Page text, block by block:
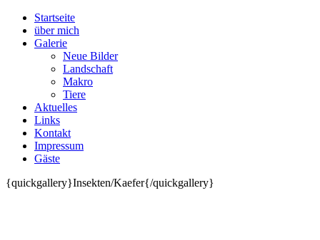
Startseite
über mich
Galerie
Neue Bilder
Landschaft
Makro
Tiere
Aktuelles
Links
Kontakt
Impressum
Gäste
{quickgallery}Insekten/Kaefer{/quickgallery}